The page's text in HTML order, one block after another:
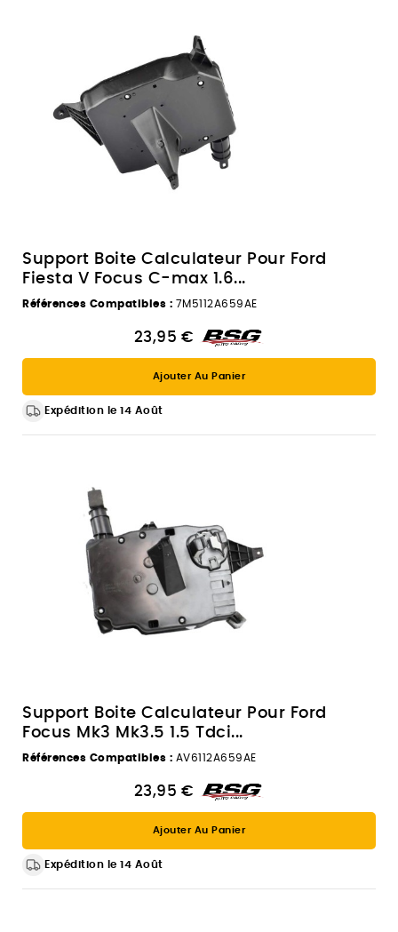
Support Boite Calculateur Pour Ford
Fiesta V Focus C-max 1.6...
Références Compatibles : 7M5112A659AE
23,95 €
Ajouter Au Panier
Expédition le 14 Août
Support Boite Calculateur Pour Ford
Focus Mk3 Mk3.5 1.5 Tdci...
Références Compatibles : AV6112A659AE
23,95 €
Ajouter Au Panier
Expédition le 14 Août